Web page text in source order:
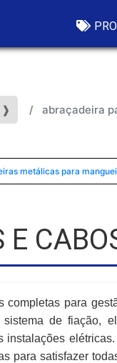
abraçadeira
metálicas para
E
para
de fiação,
para satisfazer